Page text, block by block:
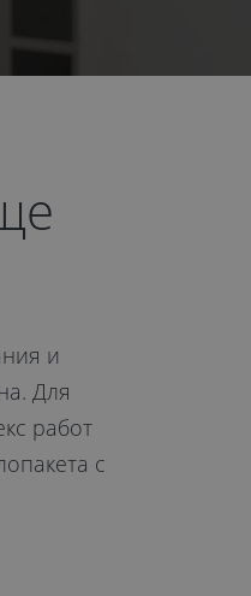
и
Для
работ
с